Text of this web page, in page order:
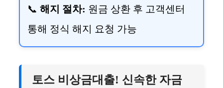
📞 해지 절차: 원금 상환 후 고객센터
통해 정식 해지 요청 가능
토스 비상금대출! 신속한 자금